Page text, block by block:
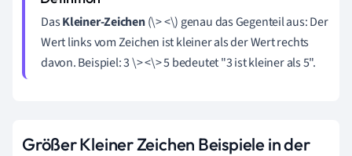
DasKleiner-Zeichen(\> <\) genau das Gegenteil aus: Der
Wert links vom Zeichen ist kleiner als der Wert rechts
davon. Beispiel: 3 \> <\> 5 bedeutet "3 ist kleiner als 5".
Größer Kleiner Zeichen Beispiele in der